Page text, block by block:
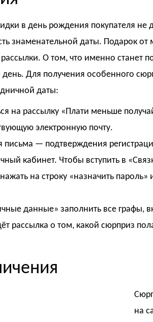
в день рождения покупателя не
знаменательной даты. Подарок от
О том, что именно станет
Для получения особенного
даты:
на рассылку «Плати меньше
электронную почту.
письма — подтверждения
кабинет. Чтобы вступить в
на строку «назначить
данные» заполнить все графы,
рассылка о том, какой сюрприз
на